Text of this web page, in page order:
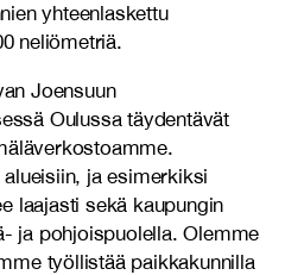
yhteenlaskettu
neliömetriä.
Joensuun
Oulussa täydentävät
ja esimerkiksi
laajasti sekä kaupungin
ja pohjoispuolella. Olemme
työllistää paikkakunnilla